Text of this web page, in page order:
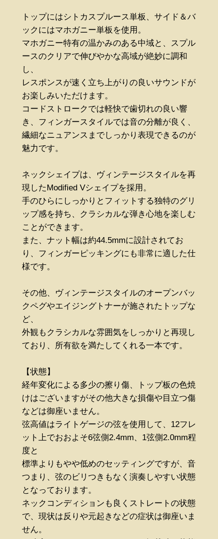
トップにはシトカスプルース単板、サイド＆バ
ックにはマホガニー単板を使用。
マホガニー特有の温かみのある中域と、スプル
ースのクリアで伸びやかな高域が絶妙に調和
し、
レスポンスが速く立ち上がりの良いサウンドが
お楽しみいただけます。
コードストロークでは軽快で歯切れの良い響
き、フィンガースタイルでは音の分離が良く、
繊細なニュアンスまでしっかり表現できるのが
魅力です。
ネックシェイプは、ヴィンテージスタイルを再
現したModified Vシェイプを採用。
手のひらにしっかりとフィットする独特のグリ
ップ感を持ち、クラシカルな弾き心地を楽しむ
ことができます。
また、ナット幅は約44.5mmに設計されてお
り、フィンガーピッキングにも非常に適した仕
様です。
その他、ヴィンテージスタイルのオープンバッ
クペグやエイジングトナーが施されたトップな
ど、
外観もクラシカルな雰囲気をしっかりと再現し
ており、所有欲を満たしてくれる一本です。
【状態】
経年変化による多少の擦り傷、トップ板の色焼
けはございますがその他大きな損傷や目立つ傷
などは御座いません。
弦高値はライトゲージの弦を使用して、12フレ
ット上でおおよそ6弦側2.4mm、1弦側2.0mm程
度と
標準よりもやや低めのセッティングですが、音
つまり、弦のビリつきもなく演奏しやすい状態
となっております。
ネックコンディションも良くストレートの状態
で、現状は反りや元起きなどの症状は御座いま
せん。